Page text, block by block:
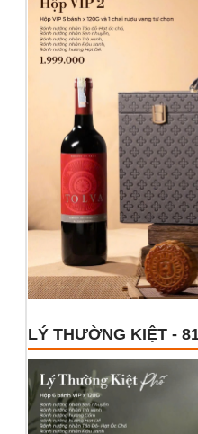
LÝ THƯỜNG KIỆT -